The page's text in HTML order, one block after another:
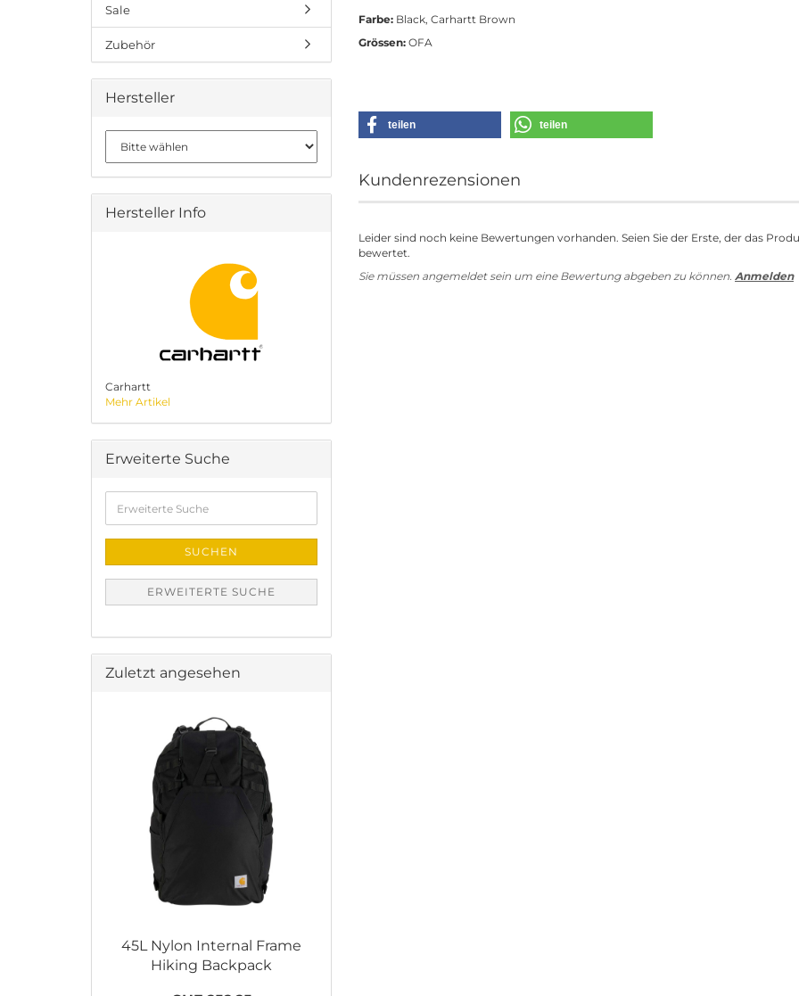
Farbe: Black, Carhartt Brown
Grössen: OFA
teilen teilen
Kundenrezensionen
Leider sind noch keine Bewertungen vorhanden. Seien Sie der Erste, der das
bewertet.
Sie müssen angemeldet sein um eine Bewertung abgeben zu können. Anmelden
Sale
Zubehör
Hersteller
Hersteller Info
Carhartt
Mehr Artikel
Erweiterte Suche
Suche
SUCHEN
ERWEITERTE SUCHE
Zuletzt angesehen
45L Nylon Internal Frame
Hiking Backpack